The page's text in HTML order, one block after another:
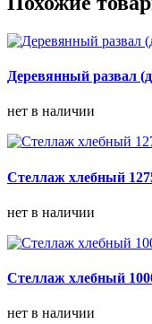
Деревянный развал
нет в наличии
Стеллаж хлебный
нет в наличии
Стеллаж хлебный
нет в наличии